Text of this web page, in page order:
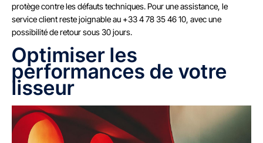
protège contre les défauts techniques. Pour une assistance, le
service client reste joignable au +33 4 78 35 46 10, avec une
possibilité de retour sous 30 jours.
Optimiser les
performances de votre
lisseur